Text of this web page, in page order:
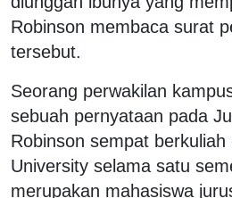
Robinson membaca surat
tersebut.
Seorang perwakilan
sebuah pernyataan pada
Robinson sempat
University selama satu
merupakan mahasiswa